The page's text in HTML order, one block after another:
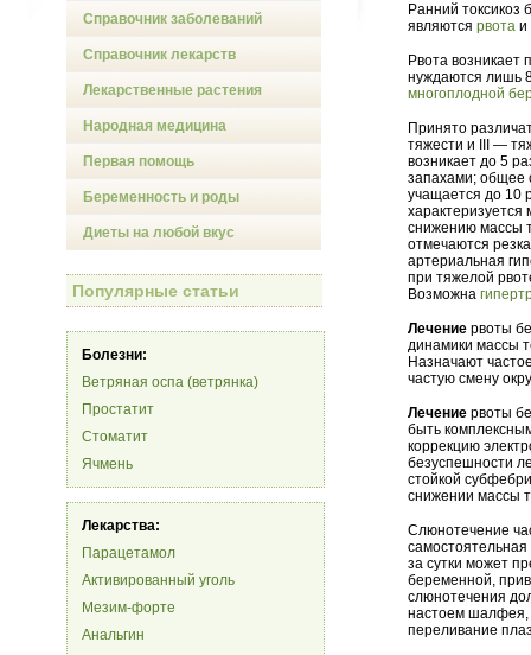
Справочник заболеваний
Справочник лекарств
Лекарственные растения
Народная медицина
Первая помощь
Беременность и роды
Диеты на любой вкус
Популярные статьи
Болезни:
Ветряная оспа (ветрянка)
Простатит
Стоматит
Ячмень
Лекарства:
Парацетамол
Активированный уголь
Мезим-форте
Анальгин
Ранний
являются рвота и
Рвота
нуждаются лишь
многоплодной
Принято
тяжести и III —
возникает до 5
запахами; общее
учащается до 10
снижению массы
отмечаются
артериальная
при тяжелой
Возможна
Лечение рвоты
динамики массы
Назначают
частую смену
Лечение рвоты
быть
коррекцию
безуспешности
стойкой
снижении массы
Слюнотечение
за сутки может
беременной,
слюнотечения
настоем шалфея,
переливание